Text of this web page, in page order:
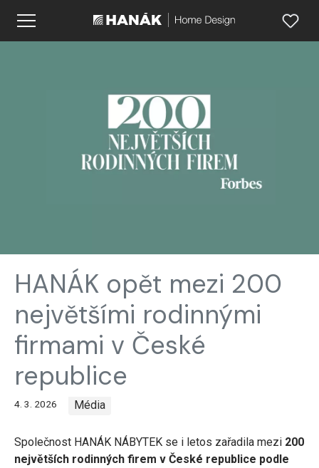
HANÁK opět mezi 200
největšími rodinnými
firmami v České
republice
4. 3. 2026 Média
Společnost HANÁK NÁBYTEK se i letos zařadila mezi 200
největších rodinných firem v České republice podle